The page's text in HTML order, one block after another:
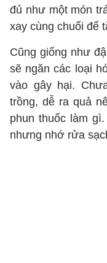
đủ như một món
xay cùng chuối để
Cũng giống như
sẽ ngăn các loại
vào gây hại.
trồng, dễ ra quả
phun thuốc làm
nhưng nhớ rửa